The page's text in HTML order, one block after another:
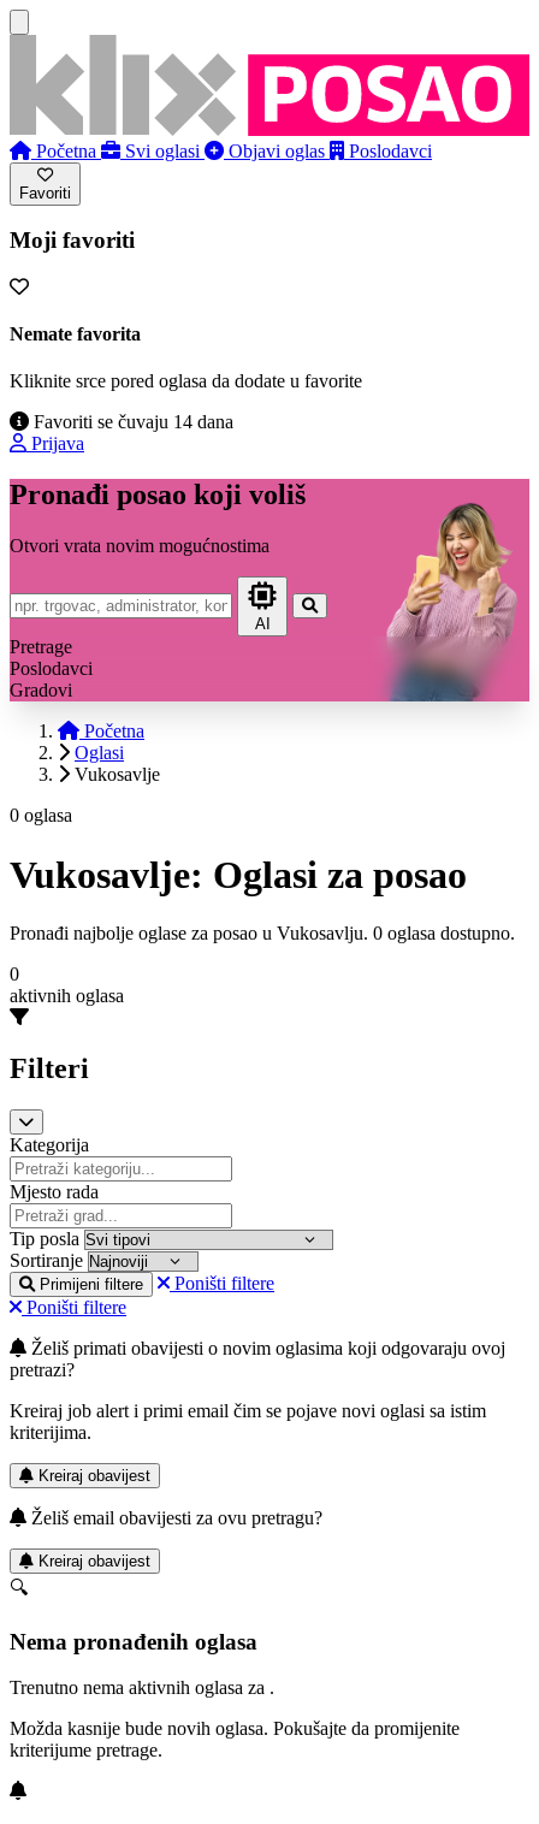
Početna Svi oglasi Objavi oglas Poslodavci
Favoriti
Moji favoriti
Nemate favorita
Kliknite srce pored oglasa da dodate u favorite
Favoriti se čuvaju 14 dana
Prijava
Pronađi posao koji voliš
Otvori vrata novim mogućnostima
AI
Pretrage
Poslodavci
Gradovi
Početna
Oglasi
Vukosavlje
0 oglasa
Vukosavlje: Oglasi za posao
Pronađi najbolje oglase za posao u Vukosavlju. 0 oglasa dostupno.
0
aktivnih oglasa
Filteri
Kategorija
Mjesto rada
Tip posla
Sortiranje
Primijeni filtere
Poništi filtere
Poništi filtere
Želiš primati obavijesti o novim oglasima koji odgovaraju ovoj
pretrazi?
Kreiraj job alert i primi email čim se pojave novi oglasi sa istim
kriterijima.
Kreiraj obavijest
Želiš email obavijesti za ovu pretragu?
Kreiraj obavijest
🔍
Nema pronađenih oglasa
Trenutno nema aktivnih oglasa za .
Možda kasnije bude novih oglasa. Pokušajte da promijenite
kriterijume pretrage.